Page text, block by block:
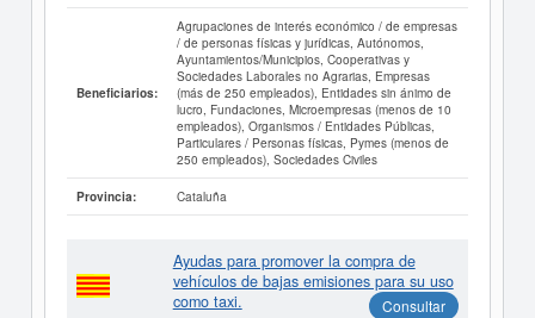
Beneficiarios:
Agrupaciones de interés económico / de empresas
/ de personas físicas y jurídicas, Autónomos,
Ayuntamientos/Municipios, Cooperativas y
Sociedades Laborales no Agrarias, Empresas
(más de 250 empleados), Entidades sin ánimo de
lucro, Fundaciones, Microempresas (menos de 10
empleados), Organismos / Entidades Públicas,
Particulares / Personas físicas, Pymes (menos de
250 empleados), Sociedades Civiles
Provincia: Cataluña
Ayudas para promover la compra de
vehículos de bajas emisiones para su uso
como taxi.
Consultar